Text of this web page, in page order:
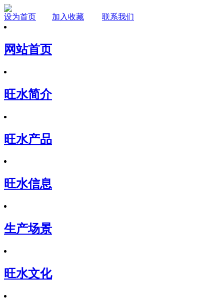
设为首页 加入收藏 联系我们
网站首页
旺水简介
旺水产品
旺水信息
生产场景
旺水文化